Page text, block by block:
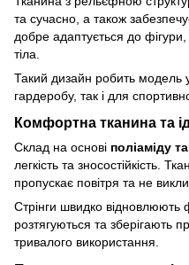
та сучасно, а також
добре адаптується до
тіла.
Такий дизайн робить модель
гардеробу, так і для
Комфортна тканина та
Склад на основі поліаміду
легкість та зносостійкість.
пропускає повітря та не
Стрінги швидко
розтягуються та зберігають
тривалого використання.